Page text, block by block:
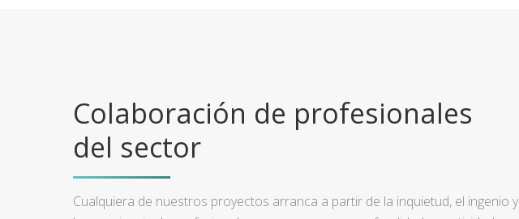
Colaboración de profesionales
del sector
Cualquiera de nuestros proyectos arranca a partir de la inquietud, el ingenio y